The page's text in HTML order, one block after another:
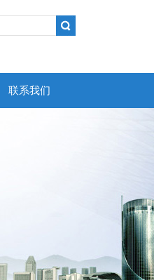
联系我们